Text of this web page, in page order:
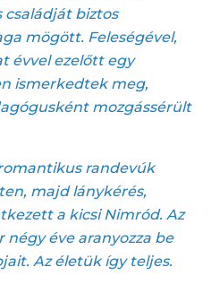
családját biztos
mögött. Feleségével,
évvel ezelőtt egy
ismerkedtek meg,
mozgássérült
randevúk
majd lánykérés,
a kicsi Nimród. Az
éve aranyozza be
Az életük így teljes.